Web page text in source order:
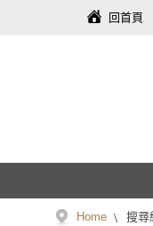
回首頁
Home 搜尋